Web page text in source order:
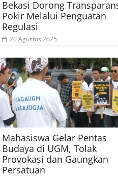
Bekasi Dorong
Pokir Melalui Penguatan
Regulasi
20 Agustus 2025
Mahasiswa Gelar Pentas
Budaya di UGM, Tolak
Provokasi dan Gaungkan
Persatuan